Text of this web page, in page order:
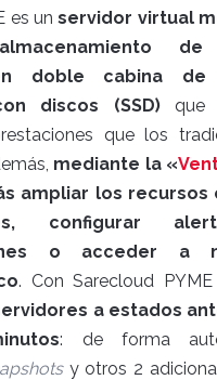
es unservidor virtual
de
doble cabina de
discos (SSD)que
que los
mediante la «
ampliar los recursos
configurar
o acceder a
. Con Sarecloud
a estados
: de forma
y otros 2